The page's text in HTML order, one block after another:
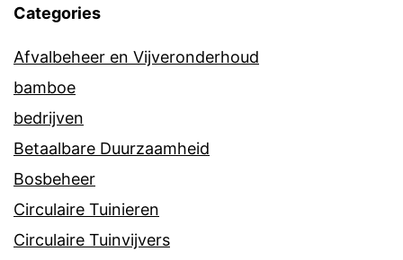
Categories
Afvalbeheer en Vijveronderhoud
bamboe
bedrijven
Betaalbare Duurzaamheid
Bosbeheer
Circulaire Tuinieren
Circulaire Tuinvijvers